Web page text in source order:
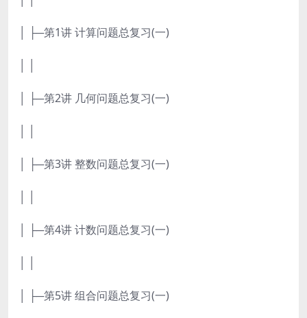
│ ├─第1讲 计算问题总复习(一)
│ ├─第2讲 几何问题总复习(一)
│ ├─第3讲 整数问题总复习(一)
│ ├─第4讲 计数问题总复习(一)
│ ├─第5讲 组合问题总复习(一)